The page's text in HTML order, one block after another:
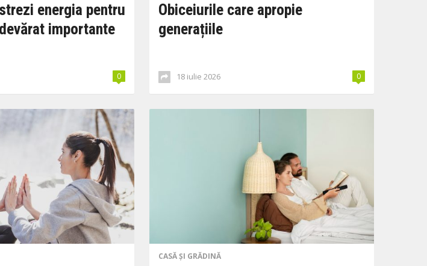
energia pentru
importante
0
Obiceiurile care apropie
generațiile
18 iulie 2026 0
CASĂ ȘI GRĂDINĂ